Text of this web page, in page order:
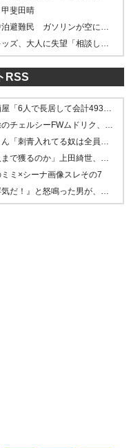
斐田晴
【熊本地震】車中泊避難民 ガソリンが空になり亡くなる
【悲報】トー横キッズ、大人に失望「相談しても、具体的…
RSS
【画像あり】居酒屋「6人で長居して会計4939円！喋りたい…
出場停止処分解除のチェルシーFWムドリク、今夏レンタル…
タトゥー彫り師さん「刺青入れてる奴は全員バカです」→30…
トルコ人「日本人まで獲るのか」上田綺世、トルコ名門が…
ミミ×シーナ画像スレその7
妻が駅ビルで『浮気だ！』と怒鳴った男が、実は赤ん坊の…